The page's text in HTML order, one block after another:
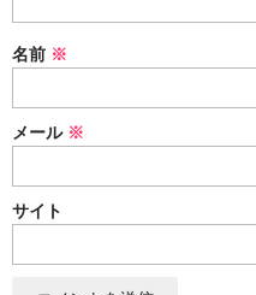
単品
セット
アウトレット
お問い合わせ
名前 ※
メール ※
サイト